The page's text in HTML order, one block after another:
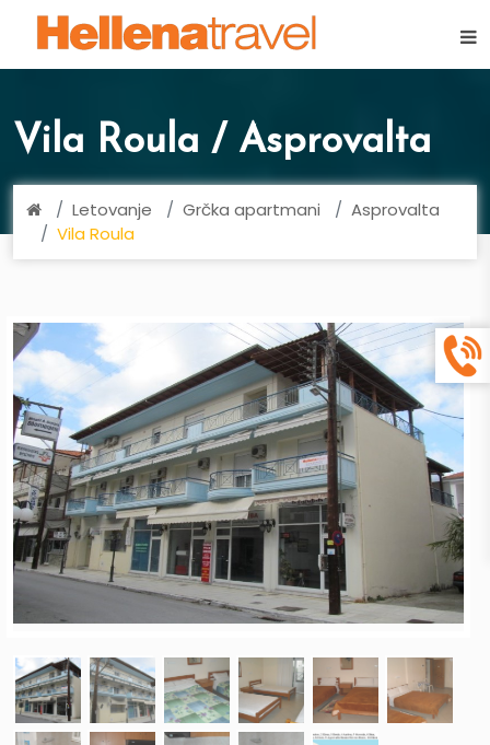
Vila Roula / Asprovalta
Letovanje Grčka apartmani
Asprovalta
Vila Roula